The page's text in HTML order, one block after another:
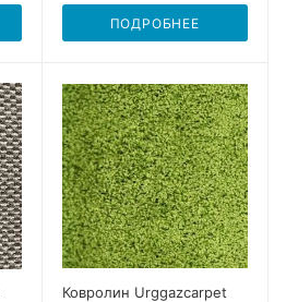
ПОДРОБНЕЕ
Ковролин Urggazcarpet